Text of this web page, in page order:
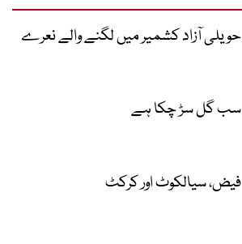
حویلی آزاد کشمیر میں لگنے والے نعرے
سب گل سڑ چکا ہے
فیض، سیالکوٹ اور کرکٹ